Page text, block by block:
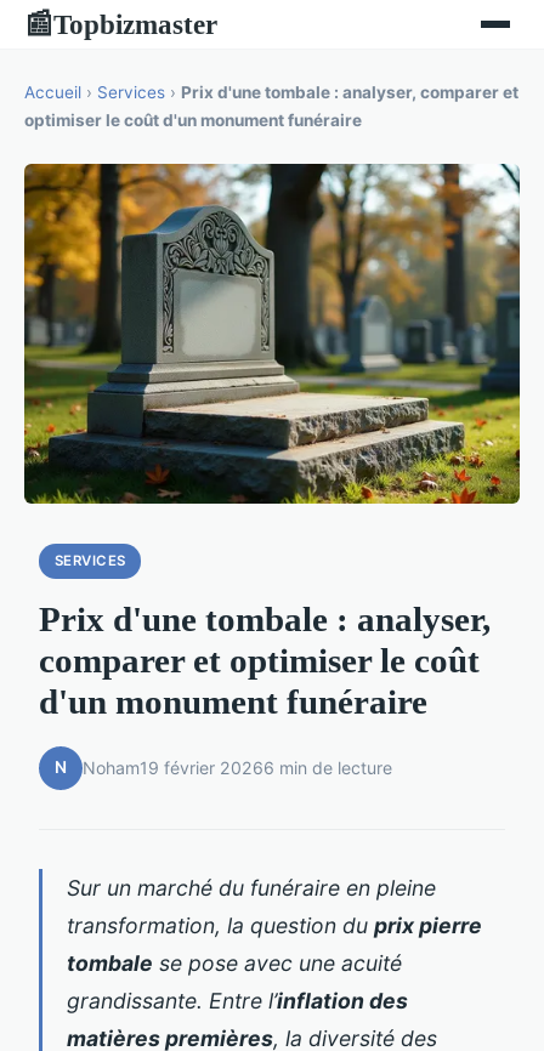
📰Topbizmaster
Accueil › Services › Prix d'une tombale : analyser, comparer et
optimiser le coût d'un monument funéraire
SERVICES
Prix d'une tombale : analyser,
comparer et optimiser le coût
d'un monument funéraire
N Noham19 février 20266 min de lecture
Sur un marché du funéraire en pleine
transformation, la question du prix pierre
tombale se pose avec une acuité
grandissante. Entre l’inflation des
matières premières, la diversité des